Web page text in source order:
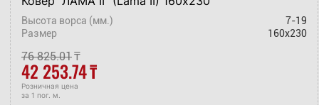
Высота ворса (мм.)
7-19
Размер
160x230
76 825.01₸
42 253.74₸
Розничная цена
за 1 пог. м.